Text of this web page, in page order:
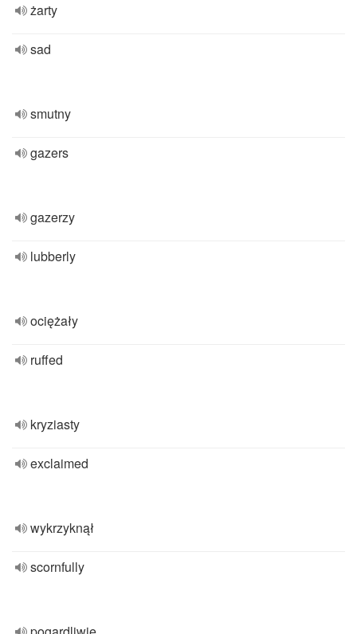
żarty
sad
smutny
gazers
gazerzy
lubberly
ociężały
ruffed
kryziasty
exclaimed
wykrzyknął
scornfully